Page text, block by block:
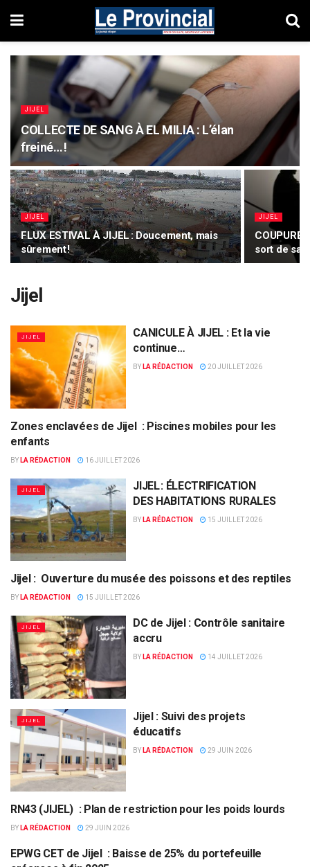
JIJEL
COLLECTE DE SANG À EL MILIA : L’élan
freiné… !
JIJEL
FLUX ESTIVAL À JIJEL : Doucement, mais
sûrement !
JIJEL
sort de sa
Jijel
JIJEL
CANICULE À JIJEL : Et la vie
continue…
BY LA RÉDACTION 20 JUILLET 2026
JIJEL
Zones enclavées de Jijel : Piscines mobiles pour les
enfants
BY LA RÉDACTION 16 JUILLET 2026
JIJEL
JIJEL : ÉLECTRIFICATION
DES HABITATIONS RURALES
BY LA RÉDACTION 15 JUILLET 2026
JIJEL
Jijel : Ouverture du musée des poissons et des reptiles
BY LA RÉDACTION 15 JUILLET 2026
JIJEL
DC de Jijel : Contrôle sanitaire
accru
BY LA RÉDACTION 14 JUILLET 2026
JIJEL
Jijel : Suivi des projets
éducatifs
BY LA RÉDACTION 29 JUIN 2026
JIJEL
RN43 (JIJEL) : Plan de restriction pour les poids lourds
BY LA RÉDACTION 29 JUIN 2026
JIJEL
EPWG CET de Jijel : Baisse de 25% du portefeuille